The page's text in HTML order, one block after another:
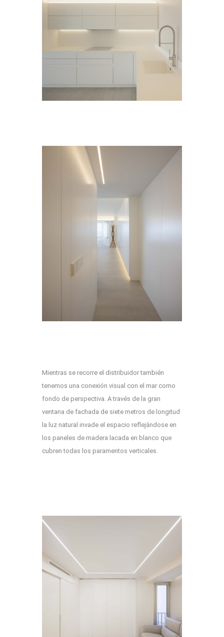
Mientras se recorre el distribuidor también
tenemos una conexión visual con el mar como
fondo de perspectiva. A través de la gran
ventana de fachada de siete metros de longitud
la luz natural invade el espacio reflejándose en
los paneles de madera lacada en blanco que
cubren todas los paramentos verticales.